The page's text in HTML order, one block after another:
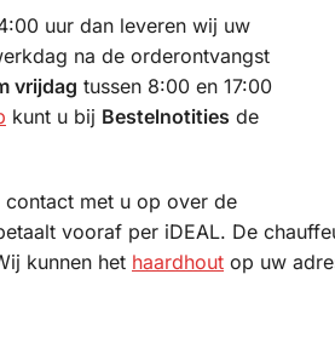
uur dan leveren wij uw
na de orderontvangst
vrijdag tussen 8:00 en 17:00
kunt u bij Bestelnotities de
met u op over de
vooraf per iDEAL. De
kunnen het haardhout op uw